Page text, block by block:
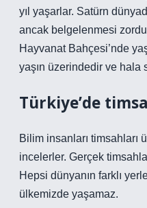
yıl yaşarlar. Satürn
ancak belgelenmesi
Hayvanat Bahçesi’nde
yaşın üzerindedir ve hala
Türkiye’de
Bilim insanları timsahları
incelerler. Gerçek
Hepsi dünyanın farklı
ülkemizde yaşamaz.